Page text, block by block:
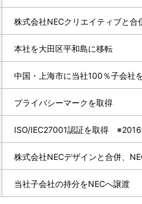
株式会社NECクリエイティブと
本社を大田区平和島に移転
中国・上海市に当社100％子会社
プライバシーマークを取得
ISO/IEC27001認証を取得
株式会社NECデザインと合併、
当社子会社の持分をNECへ譲渡